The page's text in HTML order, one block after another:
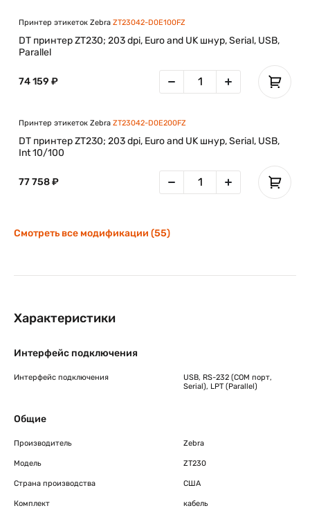
Принтер этикеток Zebra ZT23042-D0E100FZ
DT принтер ZT230; 203 dpi, Euro and UK шнур, Serial, USB,
Parallel
74 159 ₽
Принтер этикеток Zebra ZT23042-D0E200FZ
DT принтер ZT230; 203 dpi, Euro and UK шнур, Serial, USB,
Int 10/100
77 758 ₽
Смотреть все модификации (55)
Характеристики
Интерфейс подключения
Интерфейс подключения
USB, RS-232 (COM порт,
Serial), LPT (Parallel)
Общие
Производитель Zebra
Модель ZT230
Страна производства США
Комплект кабель